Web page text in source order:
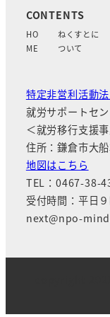
HO
ME
ねくすとに
ついて
特定非営利活動
就労サポートセ
＜就労移行支援
住所：鎌倉市大
地図はこちら
TEL：0467-38-
受付時間：平日
next@npo-